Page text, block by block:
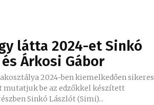
látta 2024-et Sinkó
Árkosi Gábor
2024-ben kiemelkedően sikeres
mutatjuk be az edzőkkel készített
Sinkó Lászlót (Simi)...